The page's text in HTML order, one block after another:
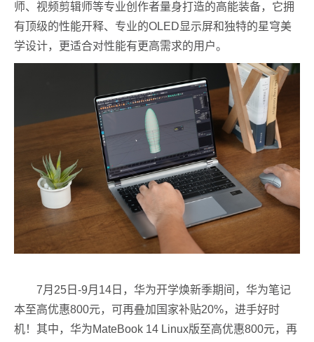
师、视频剪辑师等专业创作者量身打造的高能装备，它拥
有顶级的性能开释、专业的OLED显示屏和独特的星穹美
学设计，更适合对性能有更高需求的用户。
7月25日-9月14日，华为开学焕新季期间，华为笔记
本至高优惠800元，可再叠加国家补贴20%，进手好时
机！其中，华为MateBook 14 Linux版至高优惠800元，再